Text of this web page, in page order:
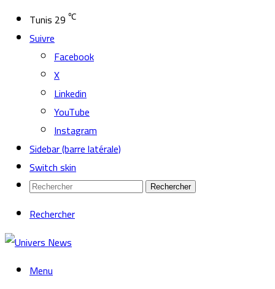
Tunis 29 ℃
Suivre
Facebook
X
Linkedin
YouTube
Instagram
Sidebar (barre latérale)
Switch skin
Rechercher
Rechercher
Menu